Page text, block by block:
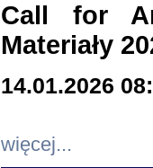
Call for
Materiały
14.01.2026
więcej...